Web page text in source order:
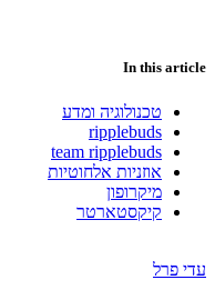
In this article
טכנולוגיה ומדע
ripplebuds
team ripplebuds
אוזניות אלחוטיות
מיקרופון
קיקסטארטר
עדי פרל